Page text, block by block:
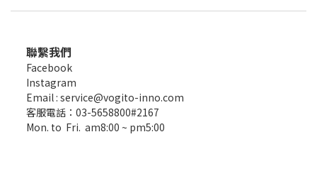
聯繫我們
Facebook
Instagram
Email : service@vogito-inno.com
客服電話：03-5658800#2167
Mon. to Fri. am8:00 ~ pm5:00